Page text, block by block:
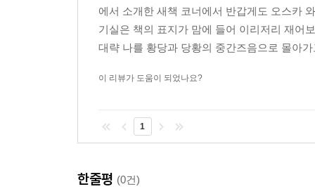
에서 소개한 새책 코너에서 반갑게도 오스카
기실은 책의 표지가 맘에 들어 이리저리 재어
대략 나를 황당과 당황의 중간즈음으로 몰아
이 리뷰가 도움이 되었나요?
1
한줄평 (0건)